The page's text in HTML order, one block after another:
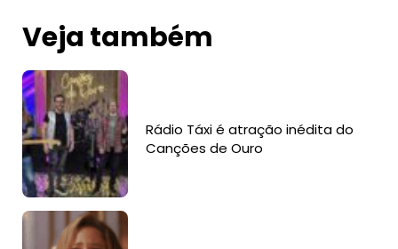
Veja também
Rádio Táxi é atração inédita do
Canções de Ouro